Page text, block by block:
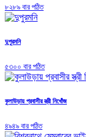
৮২৮৯ বার পঠিত
দুপুরমনি
৫৩০০ বার পঠিত
কুলাউড়ায় প্রবাসীর স্ত্রী নিখোঁজ
৪৯৪৯ বার পঠিত